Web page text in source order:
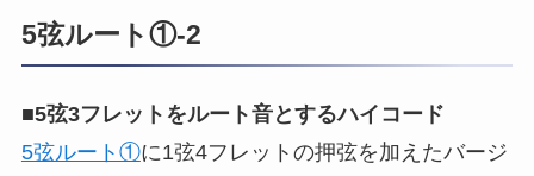
5弦ルート①-2
■5弦3フレットをルート音とするハイコード
5弦ルート①に1弦4フレットの押弦を加えたバージ